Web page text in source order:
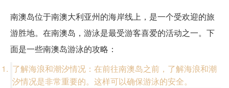
南澳岛位于南澳大利亚州的海岸线上，是一个受欢迎的旅
游胜地。在南澳岛，游泳是最受游客喜爱的活动之一。下
面是一些南澳岛游泳的攻略：
了解海浪和潮汐情况：在前往南澳岛之前，了解海浪和潮
汐情况是非常重要的。这样可以确保游泳的安全。